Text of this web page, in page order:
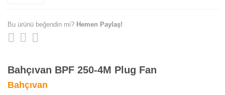
Bu ürünü beğendin mi? Hemen Paylaş!
Bahçıvan BPF 250-4M Plug Fan
Bahçıvan